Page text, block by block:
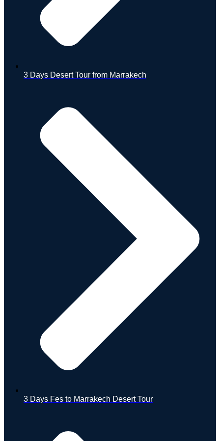
3 Days Desert Tour from Marrakech
3 Days Fes to Marrakech Desert Tour